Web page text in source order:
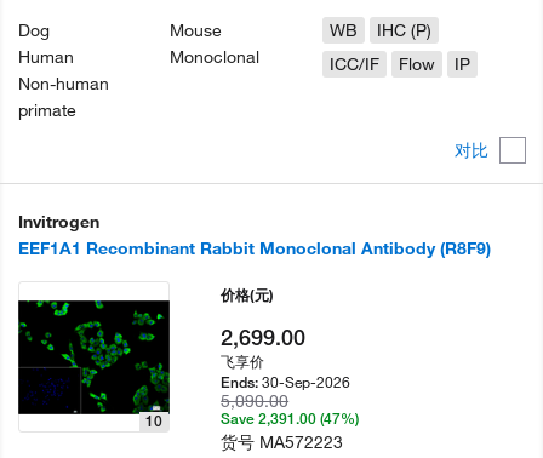
对比
Dog
Human
Non-human
primate
Mouse
Monoclonal
WB
IHC (P)
ICC/IF
Flow IP
Invitrogen
EEF1A1 Recombinant Rabbit Monoclonal Antibody (R8F9)
10
价格(元)
2,699.00
飞享价
Ends:30-Sep-2026
5,090.00
Save 2,391.00 (47%)
货号 MA572223